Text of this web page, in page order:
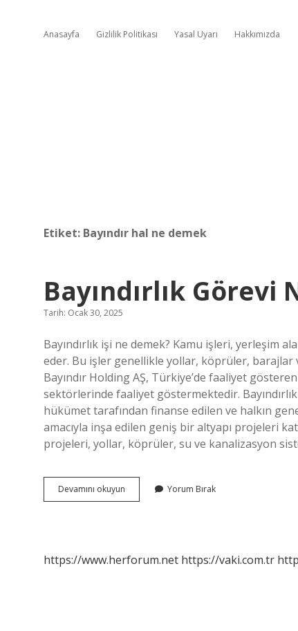
Anasayfa Gizlilik Politikası Yasal Uyarı Hakkımızda
Etiket: Bayındır hal ne demek
Bayındırlık Görevi
Tarih: Ocak 30, 2025
Bayındırlık işi ne demek? Kamu işleri, yerleşim
eder. Bu işler genellikle yollar, köprüler, barajlar
Bayındır Holding AŞ, Türkiye’de faaliyet
sektörlerinde faaliyet göstermektedir.
hükümet tarafından finanse edilen ve halkın
amacıyla inşa edilen geniş bir altyapı projeleri
projeleri, yollar, köprüler, su ve kanalizasyon
Devamını okuyun Bayındırlık
Görevi
Yorum Bırak
https://www.herforum.net https://vaki.com.tr